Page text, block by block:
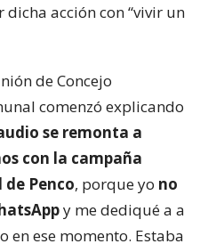
acción con “vivir un
de Concejo
comenzó explicando
se remonta a
con la campaña
Penco, porque yo no
y me dediqué a a
en ese momento. Estaba